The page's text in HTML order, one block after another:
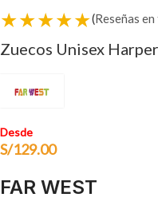
★★★★★(Reseñas
Zuecos Unisex
Desde
S/129.00
FAR WEST